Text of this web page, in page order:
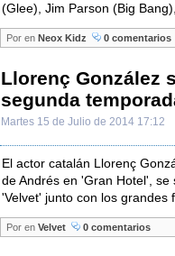
(Glee), Jim Parson (Big
Por en Neox Kidz 0 comentarios
Llorenç González
segunda
Martes 15 de Julio de 2014 17:12
El actor catalán Llorenç
de Andrés en 'Gran Hotel',
'Velvet' junto con los grandes
Por en Velvet 0 comentarios